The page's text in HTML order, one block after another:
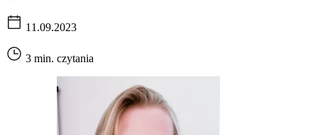
11.09.2023
3 min. czytania